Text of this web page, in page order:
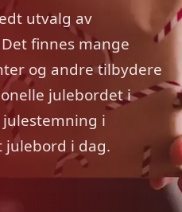
utvalg av
finnes mange
og andre tilbydere
julebordet i
julestemning i
julebord i dag.